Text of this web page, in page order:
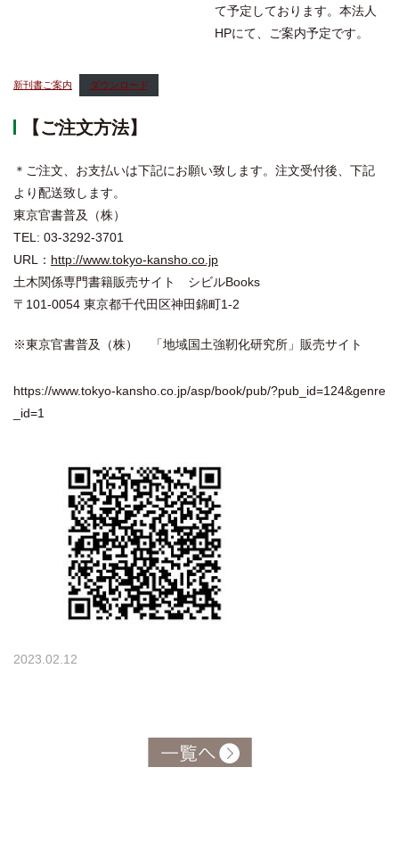
て予定しております。本法人
HPにて、ご案内予定です。
新刊書ご案内 ダウンロード
【ご注文方法】
＊ご注文、お支払いは下記にお願い致します。注文受付後、下記
より配送致します。
東京官書普及（株）
TEL: 03-3292-3701
URL： http://www.tokyo-kansho.co.jp
土木関係専門書籍販売サイト シビルBooks
〒101-0054 東京都千代田区神田錦町1-2
※東京官書普及（株） 「地域国土強靭化研究所」販売サイト
https://www.tokyo-kansho.co.jp/asp/book/pub/?pub_id=124&genre
_id=1
2023.02.12